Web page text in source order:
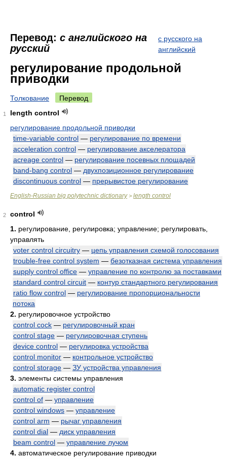
Перевод: с английского на
русский
с русского на
английский
регулирование продольной
приводки
Толкование Перевод
1
length control
регулирование продольной приводки
time-variable control — регулирование по времени
acceleration control — регулирование акселератора
acreage control — регулирование посевных площадей
band-bang control — двухпозиционное регулирование
discontinuous control — прерывистое регулирование
English-Russian big polytechnic dictionary> length control
2
control
1. регулирование, регулировка; управление; регулировать,
управлять
voter control circuitry — цепь управления схемой голосования
trouble-free control system — безотказная система управления
supply control office — управление по контролю за поставками
standard control circuit — контур стандартного регулирования
ratio flow control — регулирование пропорциональности
потока
2. регулировочное устройство
control cock — регулировочный кран
control stage — регулировочная ступень
device control — регулировка устройства
control monitor — контрольное устройство
control storage — ЗУ устройства управления
3. элементы системы управления
automatic register control
control of — управление
control windows — управление
control arm — рычаг управления
control dial — диск управления
beam control — управление лучом
4. автоматическое регулирование приводки